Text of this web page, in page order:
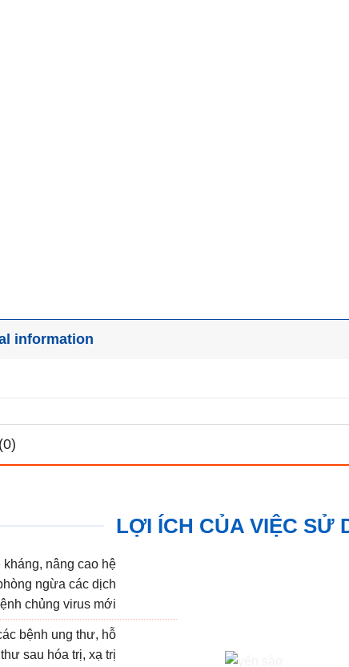
information
LỢI ÍCH CỦA VIỆC SỬ
nâng cao hệ
ngừa các dịch
chủng virus mới
bệnh ung thư, hỗ
sau hóa trị, xạ trị